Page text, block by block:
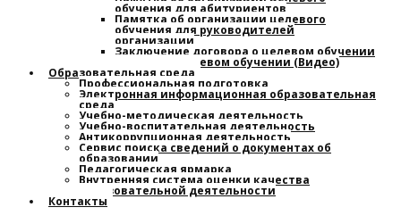
обучения для абитуриентов
Памятка об организации целевого
обучения для руководителей
организации
Заключение договора о целевом обучении
Узнайте о целевом обучении (Видео)
Образовательная среда
Профессиональная подготовка
Электронная информационная образовательная
среда
Учебно-методическая деятельность
Учебно-воспитательная деятельность
Антикоррупционная деятельность
Сервис поиска сведений о документах об
образовании
Педагогическая ярмарка
Внутренняя система оценки качества
образовательной деятельности
Контакты